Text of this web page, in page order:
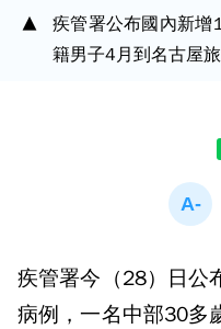
疾管署公布國內新增
籍男子4月到名古屋
疾管署今（28）日公
病例，一名中部30多